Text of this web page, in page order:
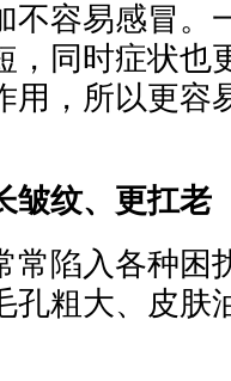
不容易感冒。
，同时症状也
用，所以更容
皱纹、更扛老
常陷入各种困
孔粗大、皮肤